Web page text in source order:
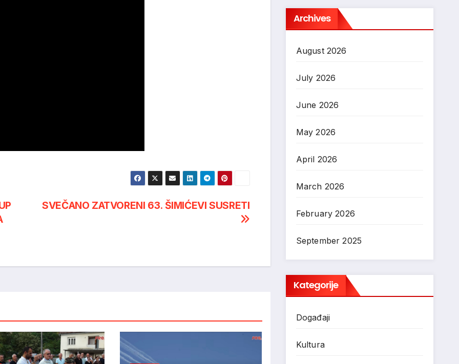
SVEČANO ZATVORENI 63. ŠIMIĆEVI SUSRETI
Archives
August 2026
July 2026
June 2026
May 2026
April 2026
March 2026
February 2026
September 2025
Kategorije
Događaji
Kultura